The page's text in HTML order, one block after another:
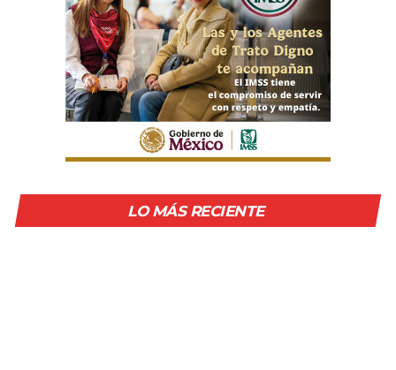
LO MÁS RECIENTE